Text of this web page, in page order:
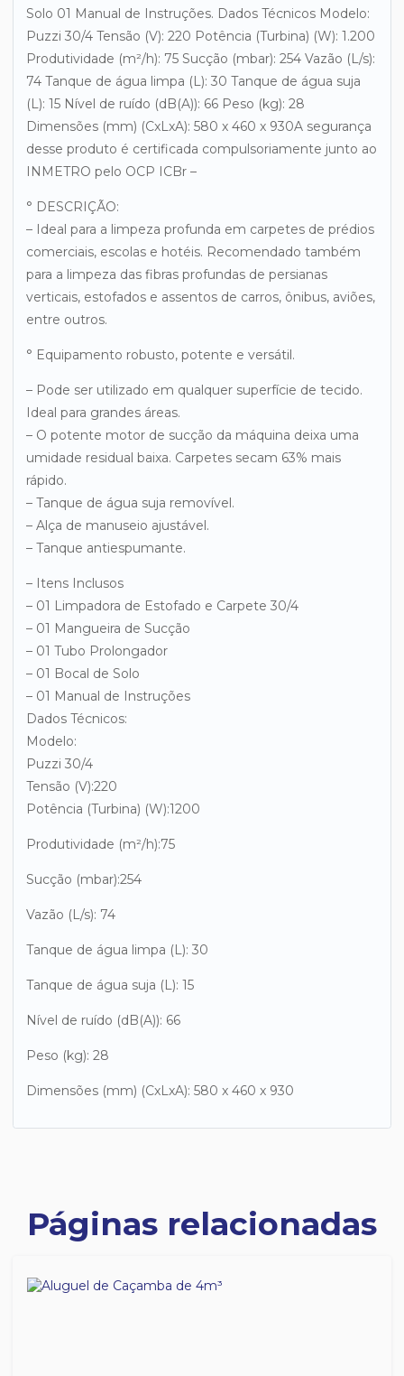
Solo 01 Manual de Instruções. Dados Técnicos Modelo:
Puzzi 30/4 Tensão (V): 220 Potência (Turbina) (W): 1.200
Produtividade (m²/h): 75 Sucção (mbar): 254 Vazão (L/s):
74 Tanque de água limpa (L): 30 Tanque de água suja
(L): 15 Nível de ruído (dB(A)): 66 Peso (kg): 28
Dimensões (mm) (CxLxA): 580 x 460 x 930A segurança
desse produto é certificada compulsoriamente junto ao
INMETRO pelo OCP ICBr –
° DESCRIÇÃO:
– Ideal para a limpeza profunda em carpetes de prédios
comerciais, escolas e hotéis. Recomendado também
para a limpeza das fibras profundas de persianas
verticais, estofados e assentos de carros, ônibus, aviões,
entre outros.
° Equipamento robusto, potente e versátil.
– Pode ser utilizado em qualquer superfície de tecido.
Ideal para grandes áreas.
– O potente motor de sucção da máquina deixa uma
umidade residual baixa. Carpetes secam 63% mais
rápido.
– Tanque de água suja removível.
– Alça de manuseio ajustável.
– Tanque antiespumante.
– Itens Inclusos
– 01 Limpadora de Estofado e Carpete 30/4
– 01 Mangueira de Sucção
– 01 Tubo Prolongador
– 01 Bocal de Solo
– 01 Manual de Instruções
Dados Técnicos:
Modelo:
Puzzi 30/4
Tensão (V):220
Potência (Turbina) (W):1200
Produtividade (m²/h):75
Sucção (mbar):254
Vazão (L/s): 74
Tanque de água limpa (L): 30
Tanque de água suja (L): 15
Nível de ruído (dB(A)): 66
Peso (kg): 28
Dimensões (mm) (CxLxA): 580 x 460 x 930
Páginas relacionadas